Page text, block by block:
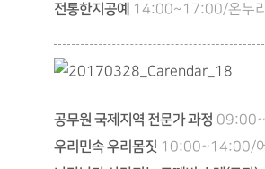
전통한지공예 14:00~17:00/온누
공무원 국제지역 전문가 과정
우리민속 우리몸짓 10:00~14:00/